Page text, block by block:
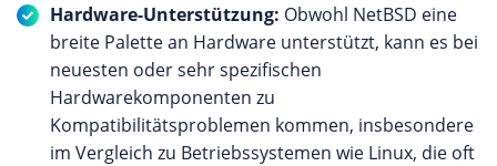
Hardware-Unterstützung: Obwohl NetBSD eine
breite Palette an Hardware unterstützt, kann es bei
neuesten oder sehr spezifischen
Hardwarekomponenten zu
Kompatibilitätsproblemen kommen, insbesondere
im Vergleich zu Betriebssystemen wie Linux, die oft